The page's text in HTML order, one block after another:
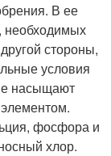
В ее
необходимых
стороны,
условия
насыщают
фосфора и
хлор.